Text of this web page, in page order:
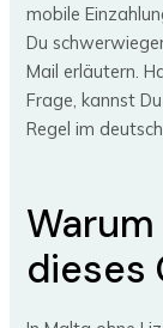
mobile
Du
Mail erläutern.
Frage, kannst
Regel im
dieses